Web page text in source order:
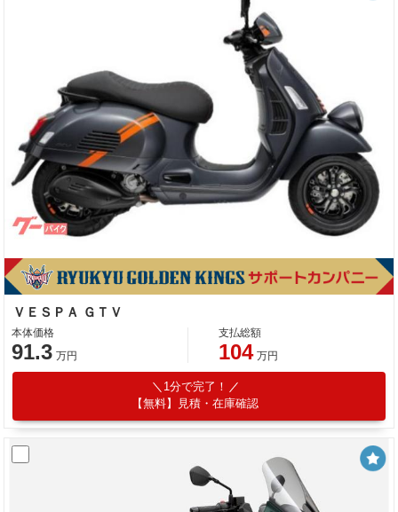
ＶＥＳＰＡ ＧＴＶ
本体価格
91.3 万円
支払総額
104 万円
1分で完了！
【無料】見積・在庫確認